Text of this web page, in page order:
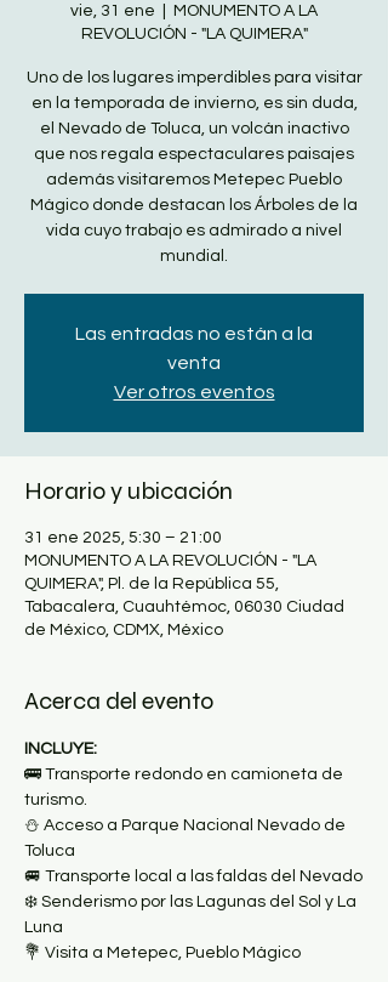
vie, 31 ene
MONUMENTO A LA
REVOLUCIÓN - "LA QUIMERA"
Uno de los lugares imperdibles para visitar
en la temporada de invierno, es sin duda,
el Nevado de Toluca, un volcán inactivo
que nos regala espectaculares paisajes
además visitaremos Metepec Pueblo
Mágico donde destacan los Árboles de la
vida cuyo trabajo es admirado a nivel
mundial.
Las entradas no están a la
venta
Ver otros eventos
Horario y ubicación
31 ene 2025, 5:30 – 21:00
MONUMENTO A LA REVOLUCIÓN - "LA
QUIMERA", Pl. de la República 55,
Tabacalera, Cuauhtémoc, 06030 Ciudad
de México, CDMX, México
Acerca del evento
INCLUYE:
🚌 Transporte redondo en camioneta de
turismo.
⛄️ Acceso a Parque Nacional Nevado de
Toluca
🚐 Transporte local a las faldas del Nevado
❄️ Senderismo por las Lagunas del Sol y La
Luna
💐 Visita a Metepec, Pueblo Mágico